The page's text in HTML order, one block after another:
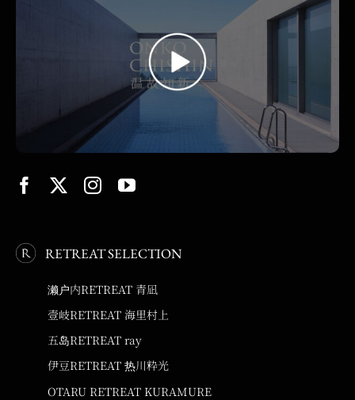
RETREAT SELECTION
濑户内RETREAT 青凪
壹岐RETREAT 海里村上
五岛RETREAT ray
伊豆RETREAT 热川粋光
OTARU RETREAT KURAMURE